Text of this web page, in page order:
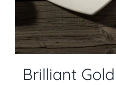
Brilliant Gold